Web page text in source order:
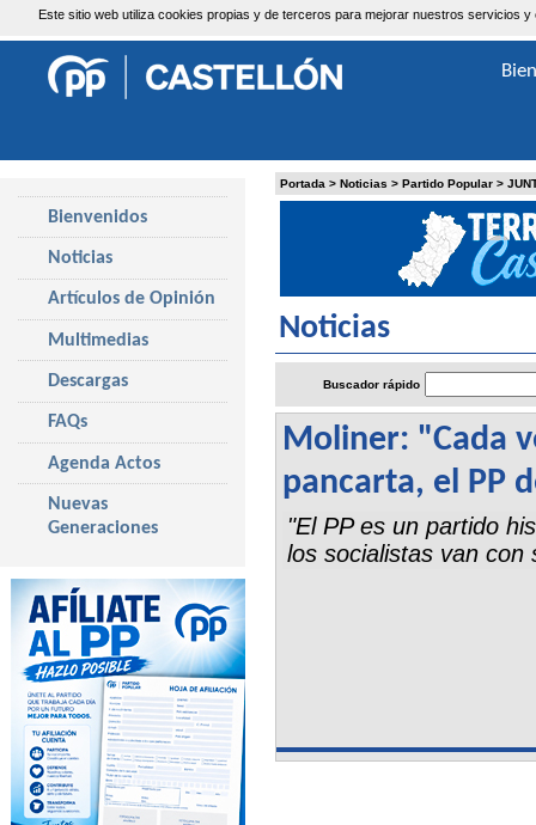
Este sitio web utiliza cookies propias y de terceros para mejorar nuestros servicios
Portada > Noticias > Partido Popular >
Noticias
Buscador rápido
Moliner: "Cada
pancarta, el PP
"El PP es un partido
los socialistas van con
Bienvenidos
Noticias
Artículos de Opinión
Multimedias
Descargas
FAQs
Agenda Actos
Nuevas
Generaciones
Jueves, 6 de Agosto de 2026